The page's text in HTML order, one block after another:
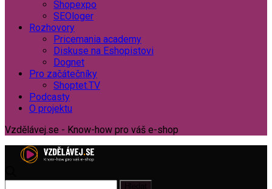
Shopexpo
SEOloger
Rozhovory
Pricemania academy
Diskuse na Eshopistovi
Dognet
Pro začátečníky
Shoptet.TV
Podcasty
O projektu
Vzdělávej.se - Know-how pro váš e-shop